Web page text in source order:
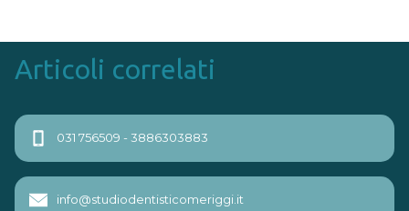
Articoli correlati
Navigazione
articoli
Previous
page
Next
page
031 756509 - 3886303883
info@studiodentisticomeriggi.it